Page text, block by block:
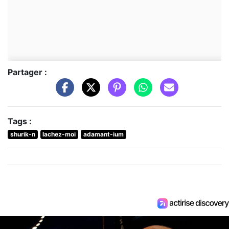
Partager :
Tags :
shurik-n lachez-moi adamant-ium